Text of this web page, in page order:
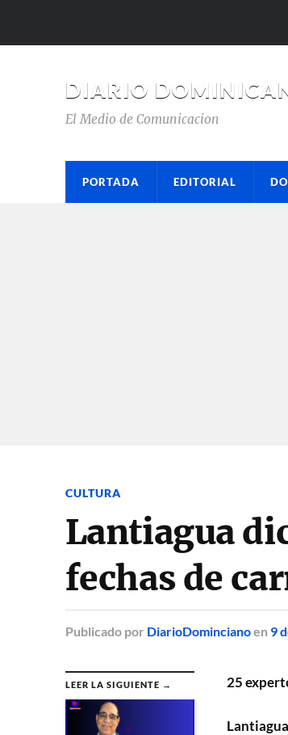
DIARIO
El Medio de Comunicacion
PORTADA EDITORIAL
CULTURA
Lantiagua
fechas de
Publicado por DiarioDomincianoen 9
LEER LA SIGUIENTE → 25